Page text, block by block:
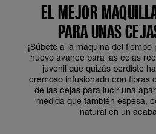
EL MEJOR
PARA UNAS
¡Súbete a la máquina del
nuevo avance para las cejas
juvenil que quizás perdiste
cremoso infusionado con fibras
de las cejas para lucir una
medida que también espesa,
natural en un